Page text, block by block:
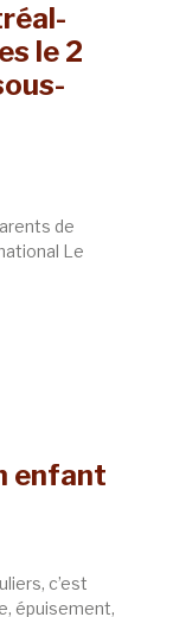
le 2
de
Le
enfant
c’est
épuisement,